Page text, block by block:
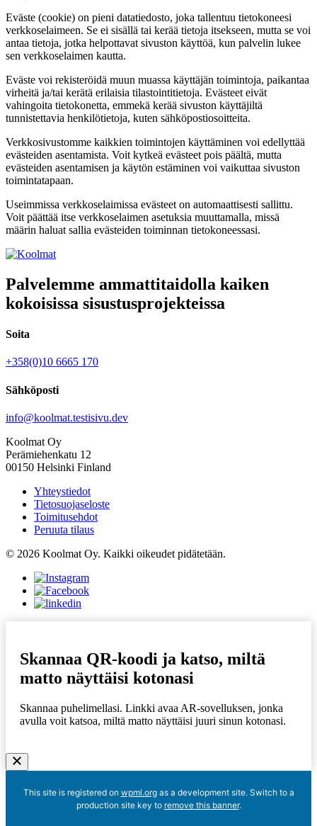
Eväste (cookie) on pieni datatiedosto, joka tallentuu tietokoneesi
verkkoselaimeen. Se ei sisällä tai kerää tietoja itsekseen, mutta se voi
antaa tietoja, jotka helpottavat sivuston käyttöä, kun palvelin lukee
sen verkkoselaimen kautta.
Eväste voi rekisteröidä muun muassa käyttäjän toimintoja, paikantaa
virheitä ja/tai kerätä erilaisia tilastointitietoja. Evästeet eivät
vahingoita tietokonetta, emmekä kerää sivuston käyttäjiltä
tunnistettavia henkilötietoja, kuten sähköpostiosoitteita.
Verkkosivustomme kaikkien toimintojen käyttäminen voi edellyttää
evästeiden asentamista. Voit kytkeä evästeet pois päältä, mutta
evästeiden asentamisen ja käytön estäminen voi vaikuttaa sivuston
toimintatapaan.
Useimmissa verkkoselaimissa evästeet on automaattisesti sallittu.
Voit päättää itse verkkoselaimen asetuksia muuttamalla, missä
määrin haluat sallia evästeiden toiminnan tietokoneessasi.
Palvelemme ammattitaidolla kaiken
kokoisissa sisustusprojekteissa
Soita
+358(0)10 6665 170
Sähköposti
info@koolmat.testisivu.dev
Koolmat Oy
Perämiehenkatu 12
00150 Helsinki Finland
Yhteystiedot
Tietosuojaseloste
Toimitusehdot
Peruuta tilaus
© 2026 Koolmat Oy. Kaikki oikeudet pidätetään.
Skannaa QR-koodi ja katso, miltä
matto näyttäisi kotonasi
Skannaa puhelimellasi. Linkki avaa AR-sovelluksen, jonka
avulla voit katsoa, miltä matto näyttäisi juuri sinun kotonasi.
This site is registered on wpml.orgas a development site. Switch to a
production site key to remove this banner.